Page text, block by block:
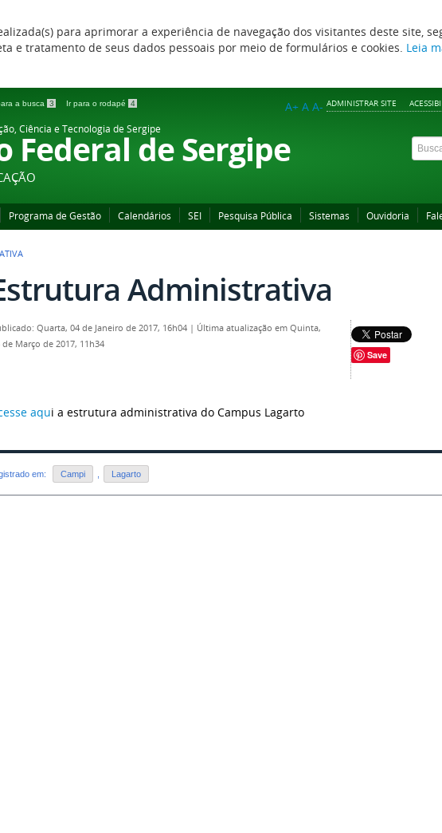
para aprimorar a experiência de navegação dos visitantes deste site,
e tratamento de seus dados pessoais por meio de formulários e cookies. Leia
a busca 3 Ir para o rodapé 4 ADMINISTRAR SITE
A+ A A-
Ciência e Tecnologia de Sergipede Sergipe
Programa de Gestão Calendários SEI Pesquisa Pública Sistemas Ouvidoria
Administrativa
Quarta, 04 de Janeiro de 2017, 16h04 | Última atualização em Quinta,
de Março de 2017, 11h34
Save
aqui a estrutura administrativa do Campus Lagarto
em: Campi Lagarto